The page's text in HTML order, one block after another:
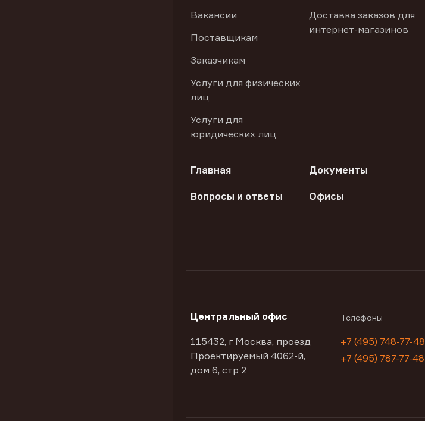
Вакансии
Поставщикам
Заказчикам
Услуги для физических
лиц
Услуги для
юридических лиц
Доставка заказов для
интернет-магазинов
Главная Документы
Вопросы и ответы Офисы
Центральный офис
115432, г Москва, проезд
Проектируемый 4062-й,
дом 6, стр 2
Телефоны
+7 (495) 748-77-48
+7 (495) 787-77-48